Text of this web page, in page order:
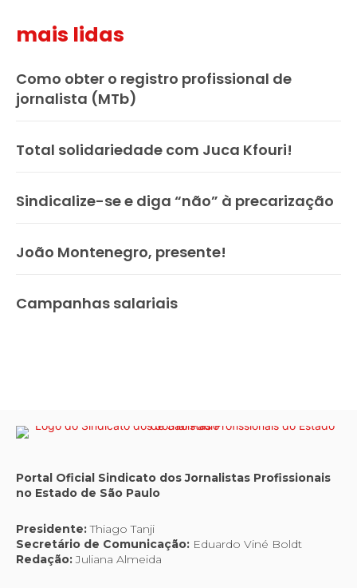
mais lidas
Como obter o registro profissional de
jornalista (MTb)
Total solidariedade com Juca Kfouri!
Sindicalize-se e diga “não” à precarização
João Montenegro, presente!
Campanhas salariais
Portal Oficial Sindicato dos Jornalistas Profissionais
no Estado de São Paulo
Presidente:Thiago Tanji
Secretário de Comunicação: Eduardo Viné Boldt
Redação:Juliana Almeida